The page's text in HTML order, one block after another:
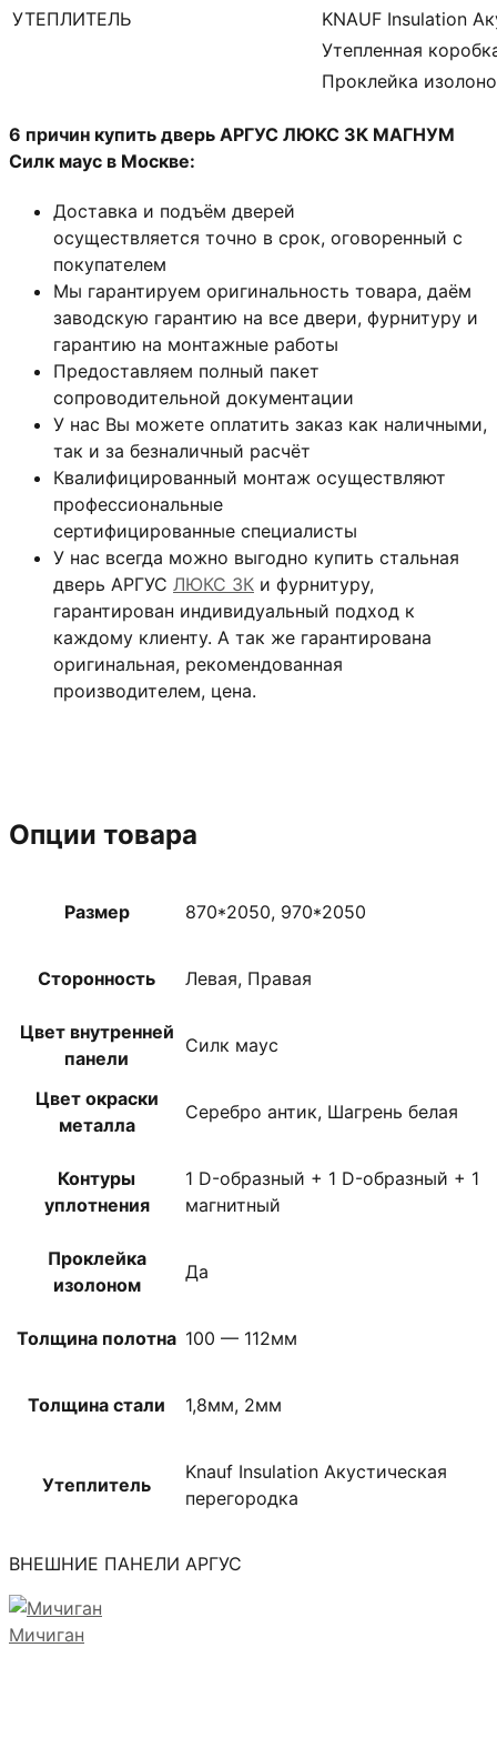
УТЕПЛИТЕЛЬ
KNAUF Insulation
Утепленная
Проклейка
6 причин купить дверь АРГУС ЛЮКС 3К МАГНУМ
Силк маус в Москве:
Доставка и подъём дверей
осуществляется точно в срок, оговоренный с
покупателем
Мы гарантируем оригинальность товара, даём
заводскую гарантию на все двери, фурнитуру и
гарантию на монтажные работы
Предоставляем полный пакет
сопроводительной документации
У нас Вы можете оплатить заказ как наличными,
так и за безналичный расчёт
Квалифицированный монтаж осуществляют
профессиональные
сертифицированные специалисты
У нас всегда можно выгодно купить стальная
дверь АРГУС ЛЮКС 3К и фурнитуру,
гарантирован индивидуальный подход к
каждому клиенту. А так же гарантирована
оригинальная, рекомендованная
производителем, цена.
Опции товара
Размер 870*2050, 970*2050
Сторонность Левая, Правая
Цвет внутренней
панели
Силк маус
Цвет окраски
металла
Серебро антик, Шагрень белая
Контуры
уплотнения
1 D-образный + 1 D-образный + 1
магнитный
Проклейка
изолоном
Да
Толщина полотна 100 — 112мм
Толщина стали 1,8мм, 2мм
Утеплитель
Knauf Insulation Акустическая
перегородка
ВНЕШНИЕ ПАНЕЛИ АРГУС
Мичиган